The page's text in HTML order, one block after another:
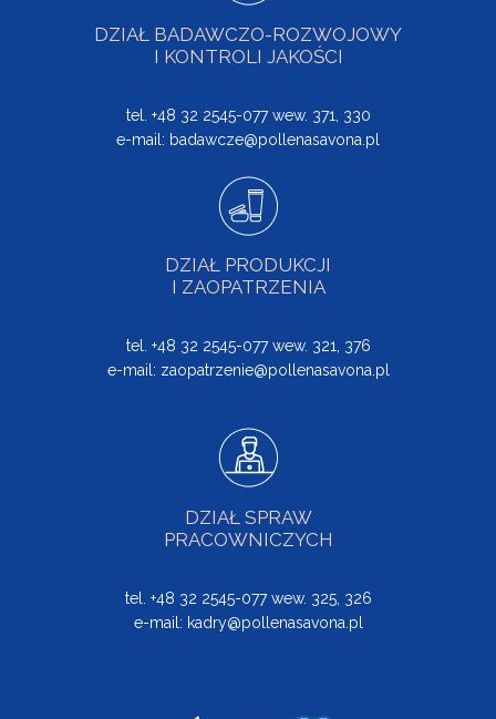
DZIAŁ BADAWCZO-ROZWOJOWY
I KONTROLI JAKOŚCI
tel. +48 32 2545-077 wew. 371, 330
e-mail: badawcze@pollenasavona.pl
DZIAŁ PRODUKCJI
I ZAOPATRZENIA
tel. +48 32 2545-077 wew. 321, 376
e-mail: zaopatrzenie@pollenasavona.pl
DZIAŁ SPRAW
PRACOWNICZYCH
tel. +48 32 2545-077 wew. 325, 326
e-mail: kadry@pollenasavona.pl